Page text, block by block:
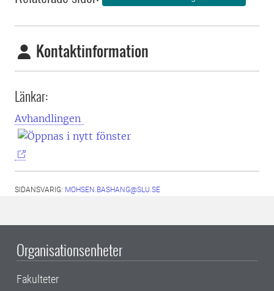
Kontaktinformation
Länkar:
Avhandlingen
SIDANSVARIG: MOHSEN.BASHANG@SLU.SE
Organisationsenheter
Fakulteter